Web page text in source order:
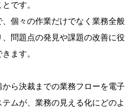
です。
個々の作業だけでなく業務全般
問題点の発見や課題の改善に役
ます。
ら決裁までの業務フローを電子
ムが、業務の見える化にどのよ